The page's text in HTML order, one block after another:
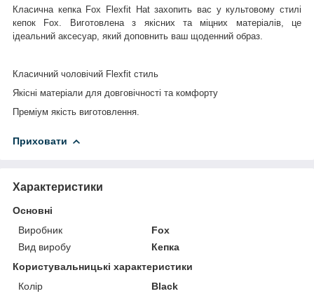
Класична кепка Fox Flexfit Hat захопить вас у культовому стилі
кепок Fox. Виготовлена з якісних та міцних матеріалів, це
ідеальний аксесуар, який доповнить ваш щоденний образ.
Класичний чоловічий Flexfit стиль
Якісні матеріали для довговічності та комфорту
Преміум якість виготовлення.
Приховати
Характеристики
Основні
Виробник
Fox
Вид виробу
Кепка
Користувальницькі характеристики
Колір
Black